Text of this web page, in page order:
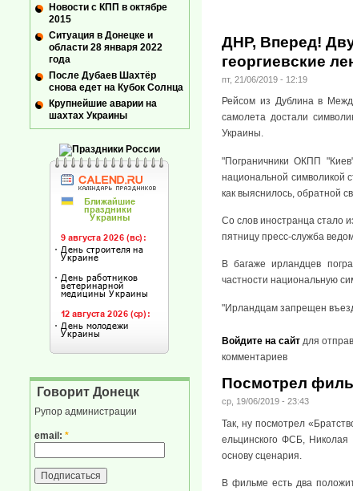
ДНР, Вперед!
георгиевские
пт, 21/06/2019 - 12:19
Рейсом из Дублина в
самолета достали
Украины.
"Пограничники ОКПП
национальной символикой
как выяснилось, обратной
Со слов иностранца стало
пятницу пресс-служба
В багаже ирландцев
частности национальную
"Ирландцам запрещен
Войдите на сайт для
комментариев
Посмотрел
ср, 19/06/2019 - 23:43
Так, ну посмотрел
ельцинского ФСБ,
основу сценария.
В фильме есть два
Новости с КПП в октябре
2015
Ситуация в Донецке и
области 28 января 2022
года
После Дубаев Шахтёр
снова едет на Кубок Солнца
Крупнейшие аварии на
шахтах Украины
Говорит Донецк
Рупор администрации
email: *